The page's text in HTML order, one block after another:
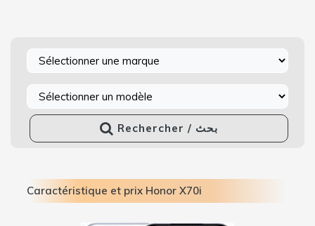
Rechercher / بحث
Caractéristique et prix Honor X70i